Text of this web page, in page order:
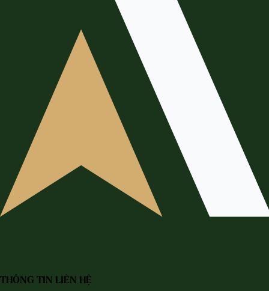
THÔNG TIN LIÊN HỆ